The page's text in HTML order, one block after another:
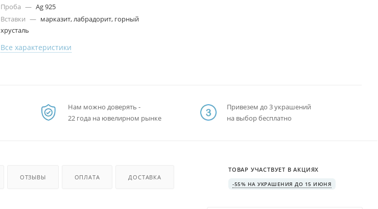
Проба — Ag 925
Вставки — марказит, лабрадорит, горный
хрусталь
Все характеристики
Нам можно доверять -
22 года на ювелирном рынке
Привезем до 3 украшений
на выбор бесплатно
ОТЗЫВЫ ОПЛАТА ДОСТАВКА
ТОВАР УЧАСТВУЕТ В АКЦИЯХ
-55% НА УКРАШЕНИЯ ДО 15 ИЮНЯ